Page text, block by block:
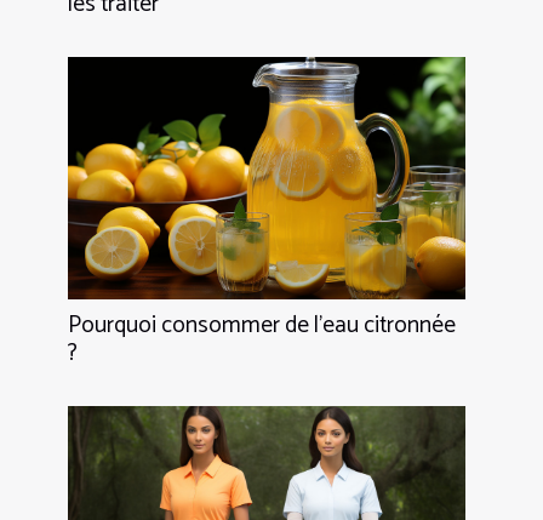
Pourquoi consommer de l'eau citronnée
?